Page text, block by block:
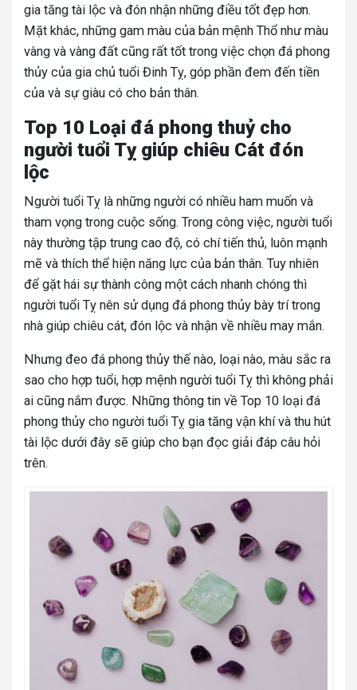
gia tăng tài lộc và đón nhận những điều tốt đẹp hơn.
Mặt khác, những gam màu của bản mệnh Thổ như màu
vàng và vàng đất cũng rất tốt trong việc chọn đá phong
thủy của gia chủ tuổi Đinh Tỵ, góp phần đem đến tiền
của và sự giàu có cho bản thân.
Top 10 Loại đá phong thuỷ cho
người tuổi Tỵ giúp chiêu Cát đón
lộc
Người tuổi Tỵ là những người có nhiều ham muốn và
tham vọng trong cuộc sống. Trong công việc, người tuổi
này thường tập trung cao độ, có chí tiến thủ, luôn mạnh
mẽ và thích thể hiện năng lực của bản thân. Tuy nhiên
để gặt hái sự thành công một cách nhanh chóng thì
người tuổi Tỵ nên sử dụng đá phong thủy bày trí trong
nhà giúp chiêu cát, đón lộc và nhận về nhiều may mắn.
Nhưng đeo đá phong thủy thế nào, loại nào, màu sắc ra
sao cho hợp tuổi, hợp mệnh người tuổi Tỵ thì không phải
ai cũng nắm được. Những thông tin về Top 10 loại đá
phong thủy cho người tuổi Tỵ gia tăng vận khí và thu hút
tài lộc dưới đây sẽ giúp cho bạn đọc giải đáp câu hỏi
trên.